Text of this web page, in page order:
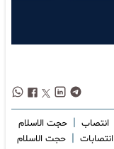
انتصاب | حجت الاسلام
انتصابات | حجت الاسلام